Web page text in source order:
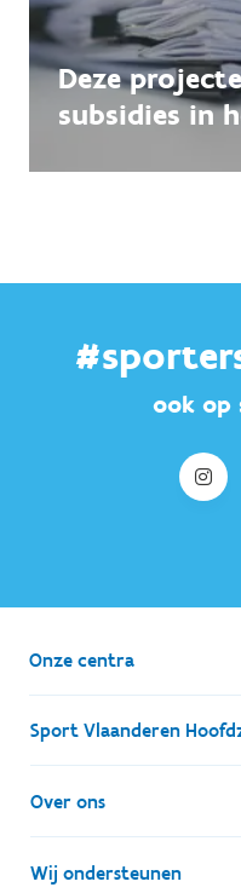
Deze
subsidies in
ook op
Onze centra
Sport Vlaanderen
Simon Bolivarlaan 17
1000 Brussel
Over ons
Wie zijn we, wat doen we
Wij ondersteunen